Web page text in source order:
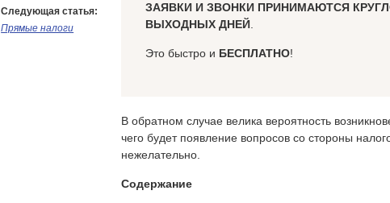
Следующая статья:
Прямые налоги
ЗАЯВКИ И ЗВОНКИ ПРИНИМАЮТСЯ
ВЫХОДНЫХ ДНЕЙ.
Это быстро и БЕСПЛАТНО!
В обратном случае велика вероятность
чего будет появление вопросов со стороны
нежелательно.
Содержание